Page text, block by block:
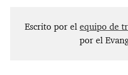
Escrito por el equipo de
por el